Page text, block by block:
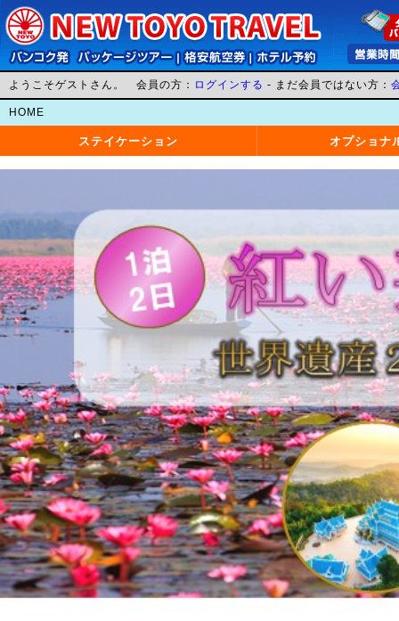
ようこそゲストさん。 会員の方： ログインする - まだ会員ではない方：
HOME
ステイケーション オプショナ